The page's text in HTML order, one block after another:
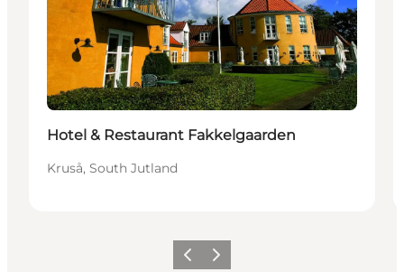
Hotel & Restaurant Fakkelgaarden
Kruså, South Jutland
Precedente
Avanti